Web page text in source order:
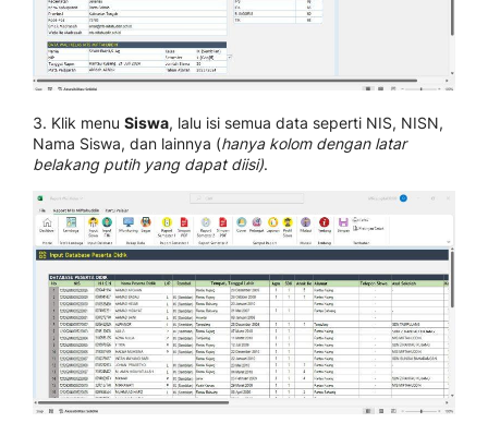
3. Klik menu Siswa, lalu isi semua data seperti NIS, NISN,
Nama Siswa, dan lainnya (hanya kolom dengan latar
belakang putih yang dapat diisi).